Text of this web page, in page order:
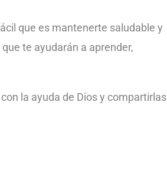
que es mantenerte saludable y
te ayudarán a aprender,
la ayuda de Dios y compartirlas